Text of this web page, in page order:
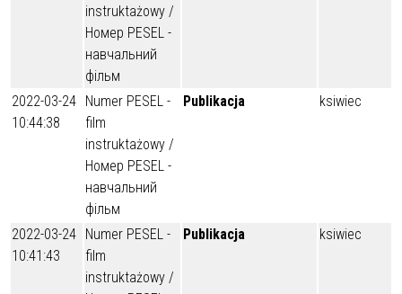
instruktażowy /
Номер PESEL -
навчальний
фільм
2022-03-24
10:44:38
Numer PESEL -
film
instruktażowy /
Номер PESEL -
навчальний
фільм
Publikacja ksiwiec
2022-03-24
10:41:43
Numer PESEL -
film
instruktażowy /
Publikacja ksiwiec